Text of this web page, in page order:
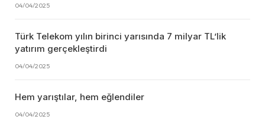
04/04/2025
Türk Telekom yılın birinci yarısında 7 milyar TL’lik
yatırım gerçekleştirdi
04/04/2025
Hem yarıştılar, hem eğlendiler
04/04/2025